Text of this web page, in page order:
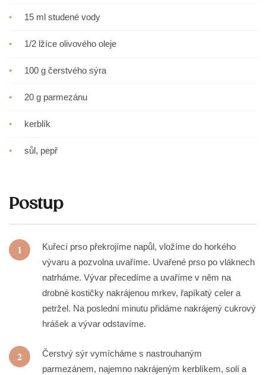
• 15 ml studené vody
• 1/2 lžíce olivového oleje
• 100 g čerstvého sýra
• 20 g parmezánu
• kerblík
• sůl, pepř
Postup
1
Kuřecí prso překrojíme napůl, vložíme do horkého
vývaru a pozvolna uvaříme. Uvařené prso po vláknech
natrháme. Vývar přecedíme a uvaříme v něm na
drobné kostičky nakrájenou mrkev, řapíkatý celer a
petržel. Na poslední minutu přidáme nakrájený cukrový
hrášek a vývar odstavíme.
2
Čerstvý sýr vymícháme s nastrouhaným
parmezánem, najemno nakrájeným kerblíkem, solí a